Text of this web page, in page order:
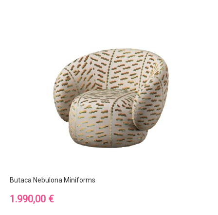
Butaca Nebulona Miniforms
Precio
1.990,00 €